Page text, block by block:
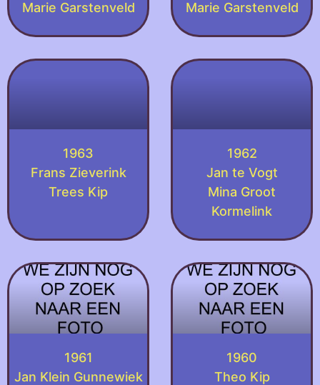
Marie Garstenveld Marie Garstenveld
1963
Frans Zieverink
Trees Kip
1962
Jan te Vogt
Mina Groot
Kormelink
1961
Jan Klein Gunnewiek
1960
Theo Kip